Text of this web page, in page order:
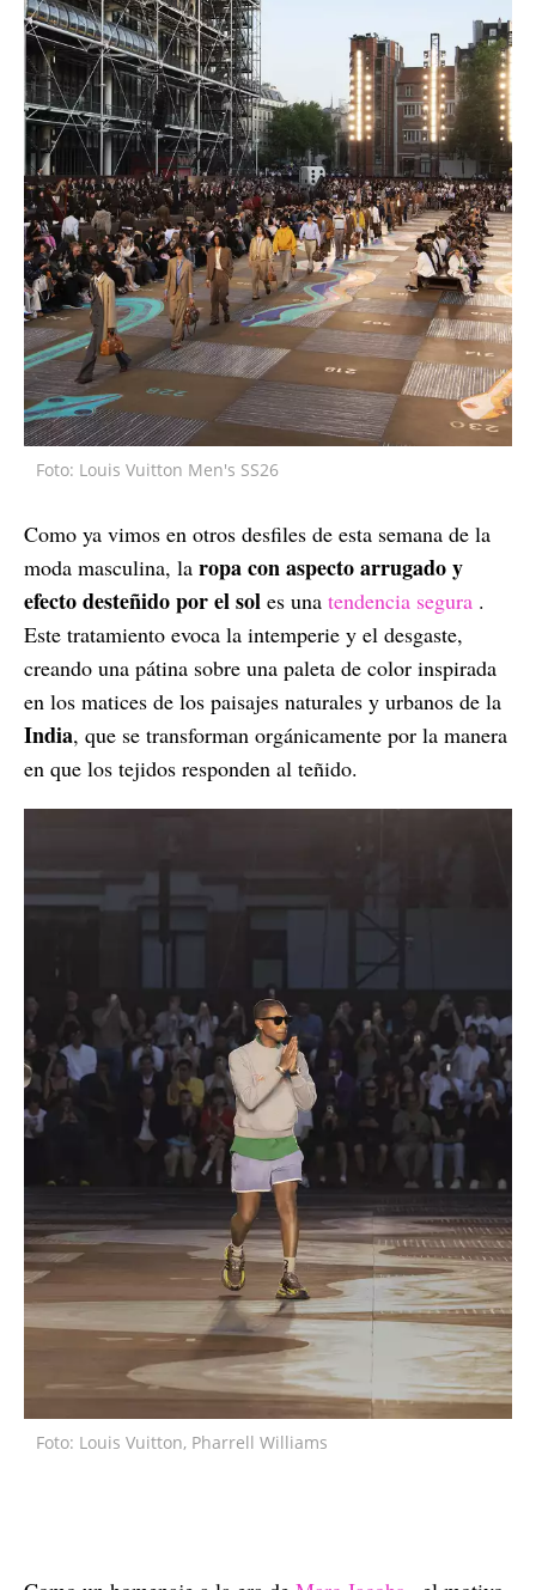
Foto: Louis Vuitton Men's SS26
Como ya vimos en otros desfiles de esta semana de la
moda masculina, la ropa con aspecto arrugado y
efecto desteñido por el sol es una tendencia segura .
Este tratamiento evoca la intemperie y el desgaste,
creando una pátina sobre una paleta de color inspirada
en los matices de los paisajes naturales y urbanos de la
India, que se transforman orgánicamente por la manera
en que los tejidos responden al teñido.
Foto: Louis Vuitton, Pharrell Williams